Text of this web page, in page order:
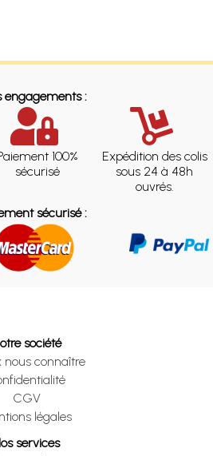
engagements :
100%
sécurisé
Expédition des colis
sous 24 à 48h
ouvrés.
sécurisé :
société
nous connaître
CGV
légales
services